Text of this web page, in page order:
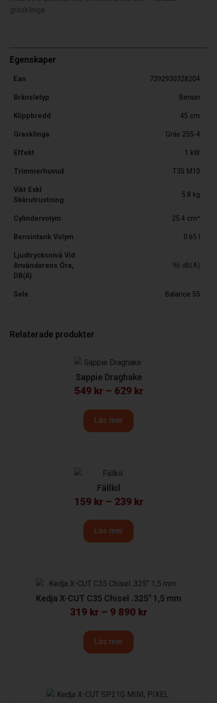
gräsklinga.
Egenskaper
Ean 7392930328204
Bränsletyp Bensin
Klippbredd 45 cm
Grasklinga Gräs 255-4
Effekt 1 kW
Trimmerhuvud T35 M10
Vikt Exkl
Skärutrustning
5.8 kg
Cylindervolym 25.4 cm³
Bensintank Volym 0.65 l
Ljudtrycksnivå Vid
Användarens Öra,
DB(A)
96 dB(A)
Sele Balance 55
Relaterade produkter
Sappie Draghake
549 kr– 629 kr
Läs mer
Fällkil
159 kr– 239 kr
Läs mer
Kedja X-CUT C35 Chisel .325″ 1,5 mm
319 kr – 9 890 kr
Läs mer